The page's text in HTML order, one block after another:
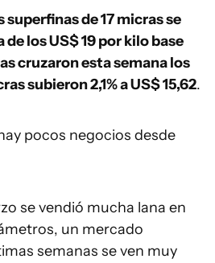
superfinas de 17 micras se
los US$ 19 por kilo base
cruzaron esta semana los
subieron 2,1% a US$ 15,62.
pocos negocios desde
se vendió mucha lana en
un mercado
semanas se ven muy